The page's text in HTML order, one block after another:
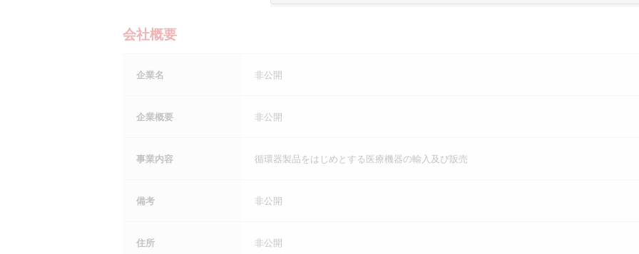
会社概要
企業名 非公開
企業概要 非公開
事業内容 循環器製品をはじめとする医療機器の輸入及び販売
備考 非公開
住所 非公開